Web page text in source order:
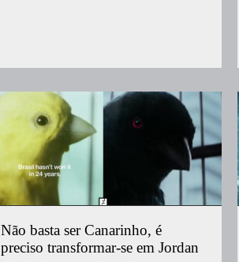
Não basta ser Canarinho, é
preciso transformar-se em Jordan